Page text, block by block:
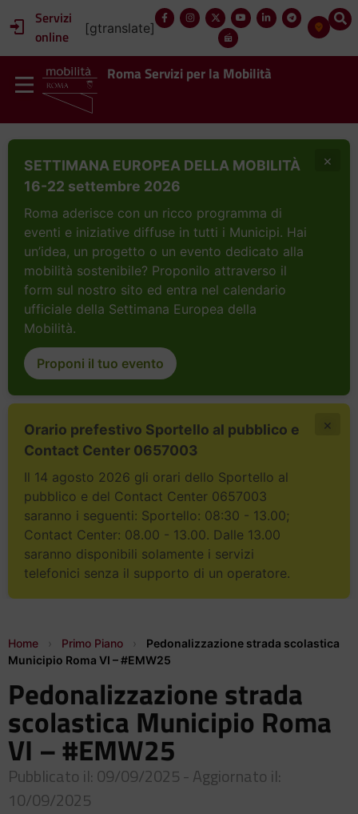
Servizi
online
[gtranslate]
Roma Servizi per la Mobilità
SETTIMANA EUROPEA DELLA MOBILITÀ
16-22 settembre 2026
Roma aderisce con un ricco programma di
eventi e iniziative diffuse in tutti i Municipi. Hai
un’idea, un progetto o un evento dedicato alla
mobilità sostenibile? Proponilo attraverso il
form sul nostro sito ed entra nel calendario
ufficiale della Settimana Europea della
Mobilità.
Proponi il tuo evento
×
Orario prefestivo Sportello al pubblico e
Contact Center 0657003
Il 14 agosto 2026 gli orari dello Sportello al
pubblico e del Contact Center 0657003
saranno i seguenti: Sportello: 08:30 - 13.00;
Contact Center: 08.00 - 13.00. Dalle 13.00
saranno disponibili solamente i servizi
telefonici senza il supporto di un operatore.
×
Home › Primo Piano ›
Pedonalizzazione strada scolastica
Municipio Roma VI – #EMW25
Pedonalizzazione strada
scolastica Municipio Roma
VI – #EMW25
Pubblicato il: 09/09/2025 - Aggiornato il:
10/09/2025